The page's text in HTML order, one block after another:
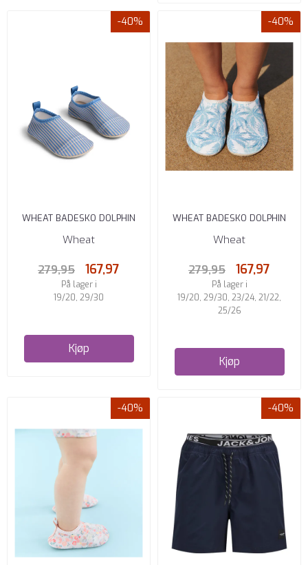
-40%
WHEAT BADESKO DOLPHIN
BLUE SWIM STRIPE
Wheat
279,95 167,97
På lager i
19/20, 29/30
Kjøp
-40%
WHEAT BADESKO DOLPHIN
PALM BLUE
Wheat
279,95 167,97
På lager i
19/20, 29/30, 23/24, 21/22,
25/26
Kjøp
-40% -40%